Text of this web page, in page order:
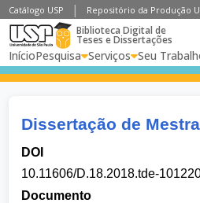
Catálogo USP Repositório da Produção
Biblioteca Digital de
Teses e Dissertações
InícioPesquisa Serviços Seu
Dissertação de
DOI
10.11606/D.18.2018.tde-
Documento